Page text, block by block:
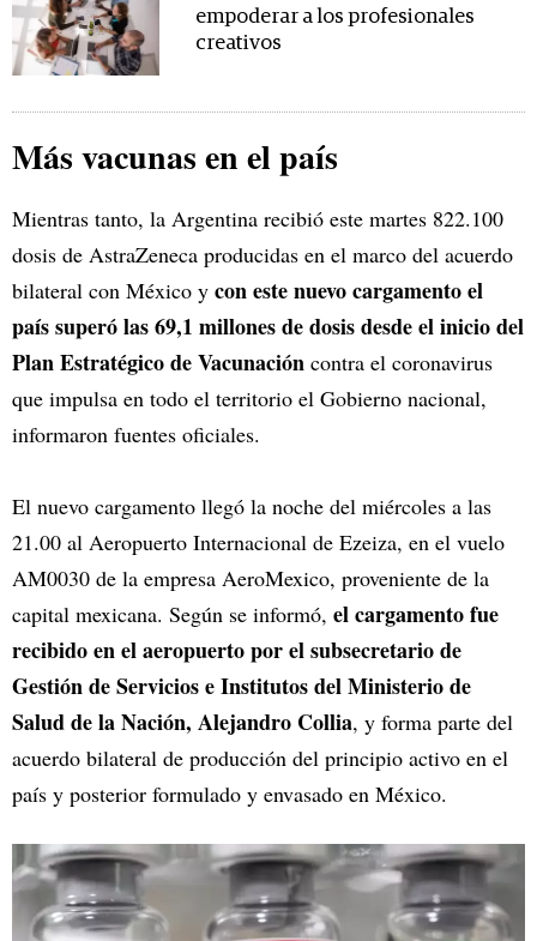
empoderar a los profesionales
creativos
Más vacunas en el país
Mientras tanto, la Argentina recibió este martes 822.100
dosis de AstraZeneca producidas en el marco del acuerdo
bilateral con México y con este nuevo cargamento el
país superó las 69,1 millones de dosis desde el inicio del
Plan Estratégico de Vacunación contra el coronavirus
que impulsa en todo el territorio el Gobierno nacional,
informaron fuentes oficiales.
El nuevo cargamento llegó la noche del miércoles a las
21.00 al Aeropuerto Internacional de Ezeiza, en el vuelo
AM0030 de la empresa AeroMexico, proveniente de la
capital mexicana. Según se informó, el cargamento fue
recibido en el aeropuerto por el subsecretario de
Gestión de Servicios e Institutos del Ministerio de
Salud de la Nación, Alejandro Collia, y forma parte del
acuerdo bilateral de producción del principio activo en el
país y posterior formulado y envasado en México.